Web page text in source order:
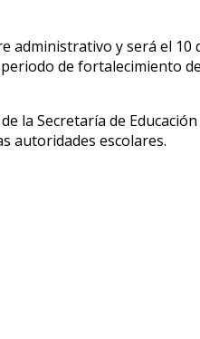
administrativo y será el 10
de fortalecimiento
la Secretaría de Educación
autoridades escolares.